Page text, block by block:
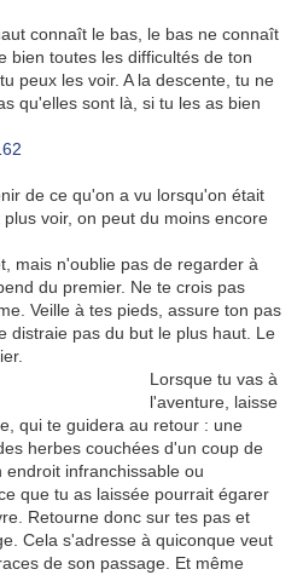
connaît le bas, le bas ne connaît
bien toutes les difficultés de ton
peux les voir. A la descente, tu ne
qu'elles sont là, si tu les as bien
de ce qu'on a vu lorsqu'on était
voir, on peut du moins encore
mais n'oublie pas de regarder à
du premier. Ne te crois pas
Veille à tes pieds, assure ton pas
distraie pas du but le plus haut. Le
Lorsque tu vas à
l'aventure, laisse
qui te guidera au retour : une
herbes couchées d'un coup de
infranchissable ou
que tu as laissée pourrait égarer
Retourne donc sur tes pas et
Cela s'adresse à quiconque veut
de son passage. Et même